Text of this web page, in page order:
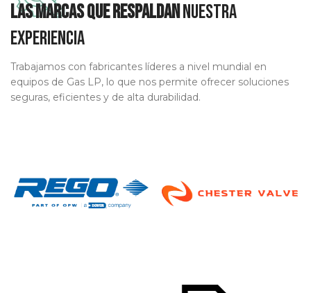
Las marcas que respaldannuestra
experiencia
Trabajamos con fabricantes líderes a nivel mundial en
equipos de Gas LP, lo que nos permite ofrecer soluciones
seguras, eficientes y de alta durabilidad.